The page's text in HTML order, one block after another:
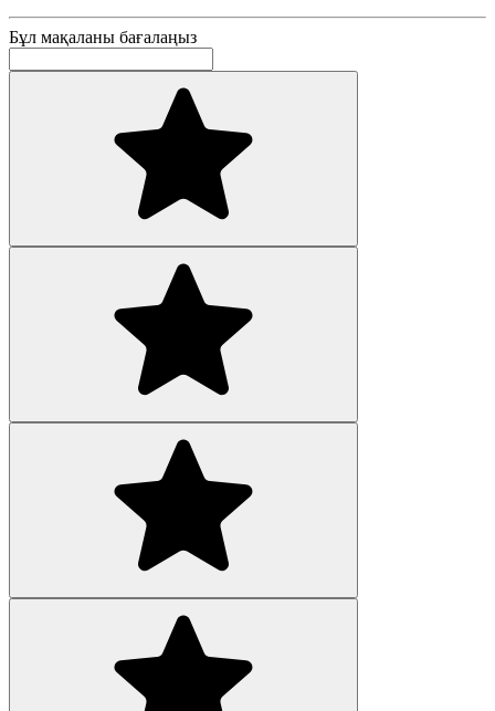
Бұл мақаланы бағалаңыз